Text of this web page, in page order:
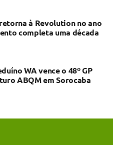
à Revolution no ano
completa uma década
WA vence o 48º GP
ABQM em Sorocaba